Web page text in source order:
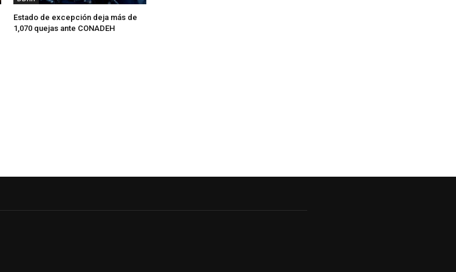
Estado de excepción deja más de
1,070 quejas ante CONADEH